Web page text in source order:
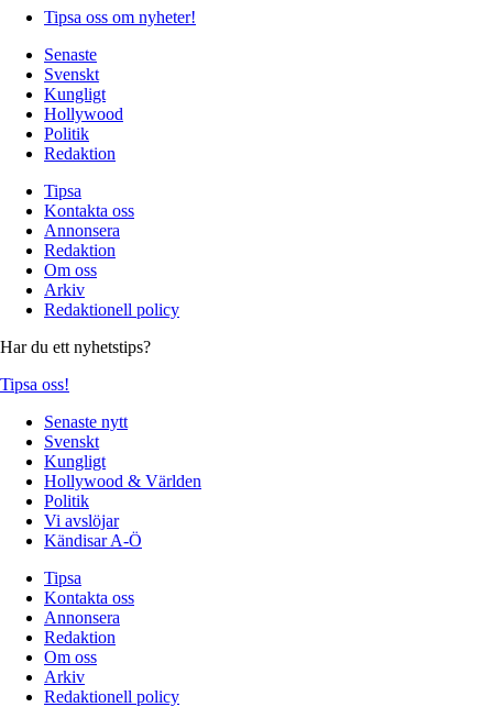
Tipsa oss om nyheter!
Senaste
Svenskt
Kungligt
Hollywood
Politik
Redaktion
Tipsa
Kontakta oss
Annonsera
Redaktion
Om oss
Arkiv
Redaktionell policy
Har du ett nyhetstips?
Tipsa oss!
Senaste nytt
Svenskt
Kungligt
Hollywood & Världen
Politik
Vi avslöjar
Kändisar A-Ö
Tipsa
Kontakta oss
Annonsera
Redaktion
Om oss
Arkiv
Redaktionell policy